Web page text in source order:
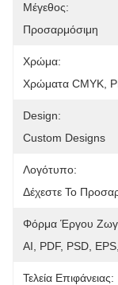
Μέγεθος:
Προσαρμόσιμη
Χρώμα:
Χρώματα CMYK,
Design:
Custom Designs
Λογότυπο:
Δέχεστε Το
Φόρμα Έργου
AI, PDF, PSD,
Τελεία Επιφάνειας: